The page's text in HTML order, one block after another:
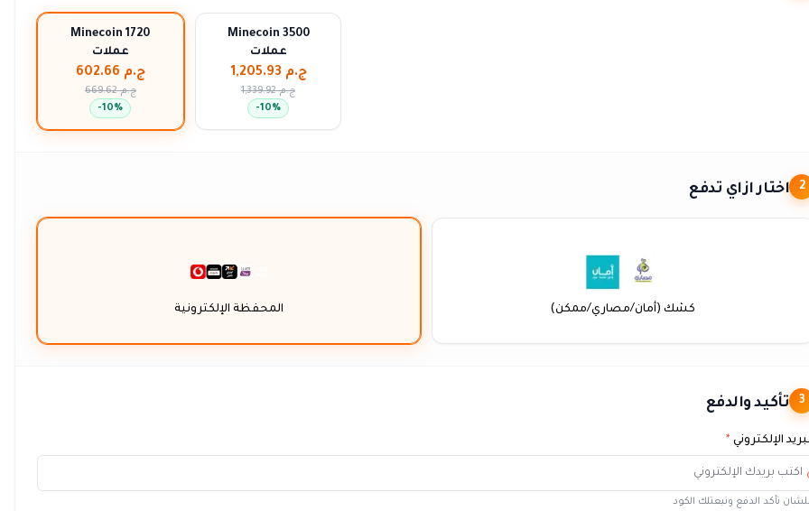
Minecoin 1720
عملات
ج.م 602.66
ج.م 669.62
-10%
Minecoin 3500
عملات
ج.م 1,205.93
ج.م 1,339.92
-10%
2 اختار ازاي تدفع
المحفظة الإلكترونية كشك (أمان/مصاري/ممكن)
3 تأكيد والدفع
الإلكتروني *
نأكد الدفع ونبعتلك الكود